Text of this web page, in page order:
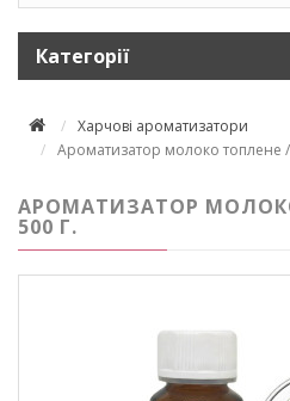
Категорії
Харчові ароматизатори
Ароматизатор молоко топлене /
АРОМАТИЗАТОР
500 Г.